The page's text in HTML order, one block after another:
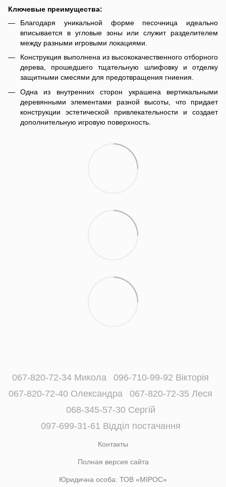
Ключевые преимущества:
Благодаря уникальной форме песочница идеально
вписывается в угловые зоны или служит разделителем
между разными игровыми локациями.
Конструкция выполнена из высококачественного отборного
дерева, прошедшего тщательную шлифовку и отделку
защитными смесями для предотвращения гниения.
Одна из внутренних сторон украшена вертикальными
деревянными элементами разной высоты, что придает
конструкции эстетической привлекательности и создает
дополнительную игровую поверхность.
067-820-72-34 Микола
096-710-99-92 Вікторія
067-820-72-40 Олександра
067-820-72-35 Леся
068-345-57-30 Сергій
097-699-31-61 Відділ постачання
Контакты
Полная версия сайта
Юридична особа: ТОВ «МІРОС»